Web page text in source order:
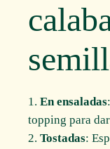
En ensaladas
topping para
Tostadas: